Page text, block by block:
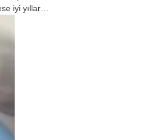
iyi yıllar…